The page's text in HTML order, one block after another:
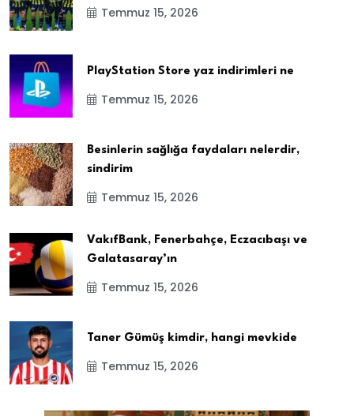
Temmuz 15, 2026
PlayStation Store yaz indirimleri ne
Temmuz 15, 2026
Besinlerin sağlığa faydaları nelerdir,
sindirim
Temmuz 15, 2026
VakıfBank, Fenerbahçe, Eczacıbaşı ve
Galatasaray’ın
Temmuz 15, 2026
Taner Gümüş kimdir, hangi mevkide
Temmuz 15, 2026